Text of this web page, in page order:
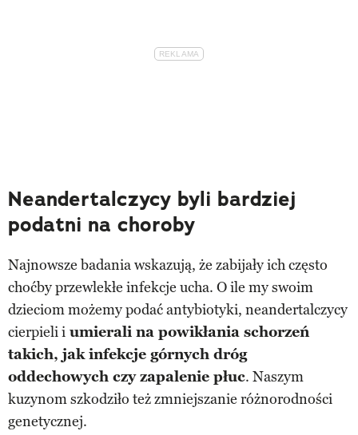
Neandertalczycy byli bardziej
podatni na choroby
Najnowsze badania wskazują, że zabijały ich często
choćby przewlekłe infekcje ucha. O ile my swoim
dzieciom możemy podać antybiotyki, neandertalczycy
cierpieli i umierali na powikłania schorzeń
takich, jak infekcje górnych dróg
oddechowych czy zapalenie płuc. Naszym
kuzynom szkodziło też zmniejszanie różnorodności
genetycznej.